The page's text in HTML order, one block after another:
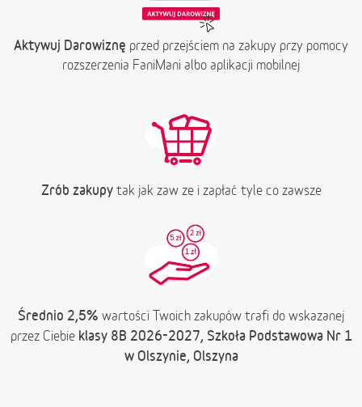
Aktywuj Darowiznę przed przejściem na zakupy przy pomocy
rozszerzenia FaniMani albo aplikacji mobilnej
Zrób zakupytak jak zaw ze i zapłać tyle co zawsze
Średnio 2,5% wartości Twoich zakupów trafi do wskazanej
przez Ciebie klasy 8B 2026-2027, Szkoła Podstawowa Nr 1
w Olszynie, Olszyna